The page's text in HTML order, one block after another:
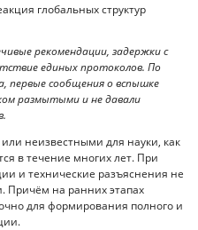
глобальных структур
рекомендации, задержки с
единых протоколов. По
первые сообщения о вспышке
размытыми и не давали
неизвестными для науки, как
в течение многих лет. При
и технические разъяснения не
Причём на ранних этапах
для формирования полного и